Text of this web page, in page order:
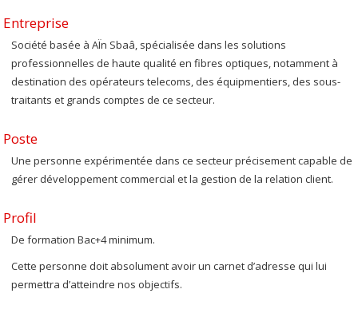
Entreprise
Société basée à AÏn Sbaâ, spécialisée dans les solutions
professionnelles de haute qualité en fibres optiques, notamment à
destination des opérateurs telecoms, des équipmentiers, des sous-
traitants et grands comptes de ce secteur.
Poste
Une personne expérimentée dans ce secteur précisement capable de
gérer développement commercial et la gestion de la relation client.
Profil
De formation Bac+4 minimum.
Cette personne doit absolument avoir un carnet d’adresse qui lui
permettra d’atteindre nos objectifs.